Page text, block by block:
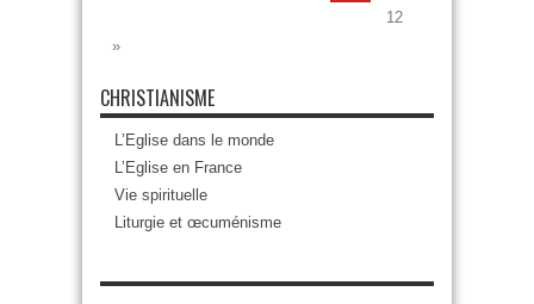
12
»
CHRISTIANISME
L’Eglise dans le monde
L’Eglise en France
Vie spirituelle
Liturgie et œcuménisme